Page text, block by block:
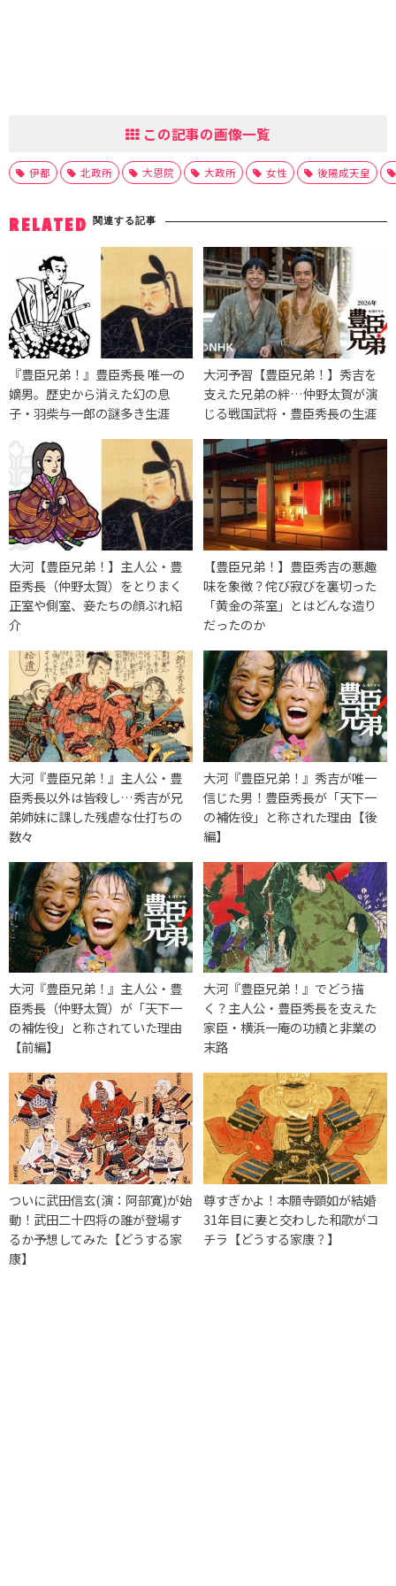
この記事の画像一覧
伊都 北政所 大恩院 大政所 女性 後陽成天皇
RELATED 関連する記事
『豊臣兄弟！』豊臣秀長 唯一の
嫡男。歴史から消えた幻の息
子・羽柴与一郎の謎多き生涯
大河予習【豊臣兄弟！】秀吉を
支えた兄弟の絆…仲野太賀が演
じる戦国武将・豊臣秀長の生涯
大河【豊臣兄弟！】主人公・豊
臣秀長（仲野太賀）をとりまく
正室や側室、妾たちの顔ぶれ紹
介
【豊臣兄弟！】豊臣秀吉の悪趣
味を象徴？侘び寂びを裏切った
「黄金の茶室」とはどんな造り
だったのか
大河『豊臣兄弟！』主人公・豊
臣秀長以外は皆殺し…秀吉が兄
弟姉妹に課した残虐な仕打ちの
数々
大河『豊臣兄弟！』秀吉が唯一
信じた男！豊臣秀長が「天下一
の補佐役」と称された理由【後
編】
大河『豊臣兄弟！』主人公・豊
臣秀長（仲野太賀）が「天下一
の補佐役」と称されていた理由
【前編】
大河『豊臣兄弟！』でどう描
く？主人公・豊臣秀長を支えた
家臣・横浜一庵の功績と非業の
末路
ついに武田信玄(演：阿部寛)が始
動！武田二十四将の誰が登場す
るか予想してみた【どうする家
康】
尊すぎかよ！本願寺顕如が結婚
31年目に妻と交わした和歌がコ
チラ【どうする家康？】